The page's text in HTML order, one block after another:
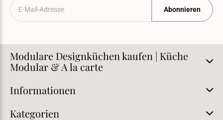
Abonnieren
Modulare Designküchen kaufen | Küche
Modular & A la carte
Informationen
Kategorien